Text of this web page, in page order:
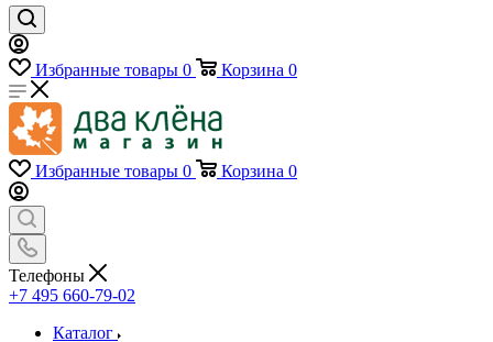
Избранные товары 0 Корзина 0
Избранные товары 0 Корзина 0
Телефоны
+7 495 660-79-02
Каталог